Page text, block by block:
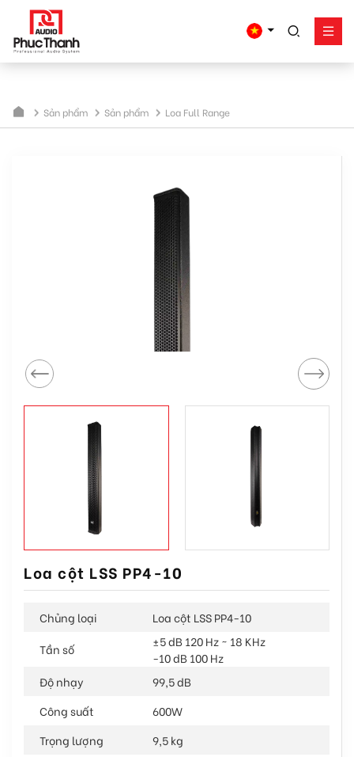
google-site-
verification=yz2nPeAgpmlr59pferIuX8UyGk4jogeTFsPvrVpGyHo
Sản phẩm Sản phẩm Loa Full Range
Loa cột LSS PP4-10
Chủng loại
Loa cột LSS PP4-10
Tần số
±5 dB 120 Hz ~ 18 KHz
-10 dB 100 Hz
Độ nhạy
99,5 dB
Công suất
600W
Trọng lượng
9,5 kg